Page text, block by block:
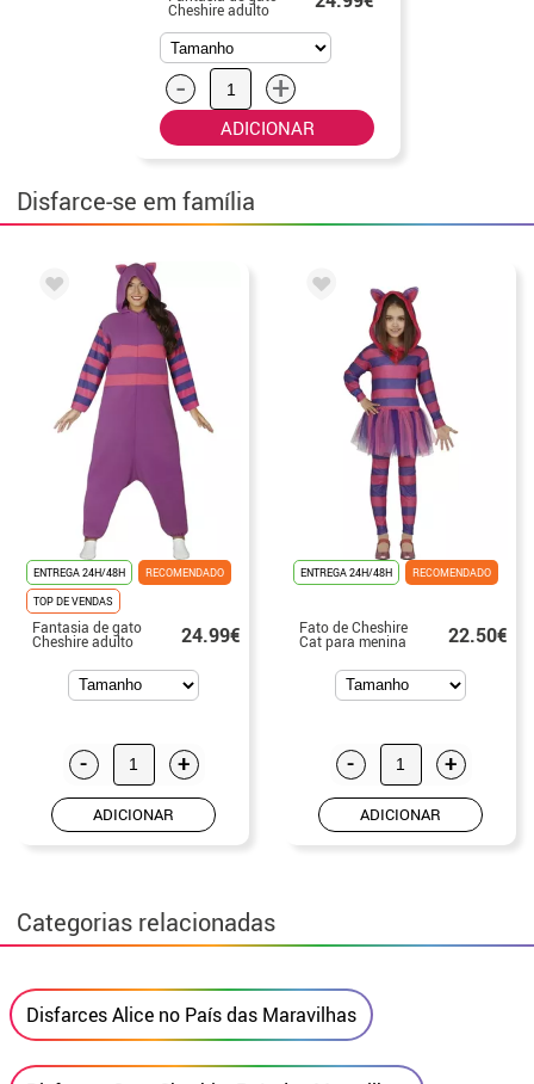
Cheshire adulto
- +
ADICIONAR
Disfarce-se em família
ENTREGA 24H/48H
RECOMENDADO
TOP DE VENDAS
Fantasia de gato
Cheshire adulto 24.99€
- +
ADICIONAR
ENTREGA 24H/48H RECOMENDADO
Fato de Cheshire
Cat para menina 22.50€
- +
ADICIONAR
Categorias relacionadas
Disfarces Alice no País das Maravilhas